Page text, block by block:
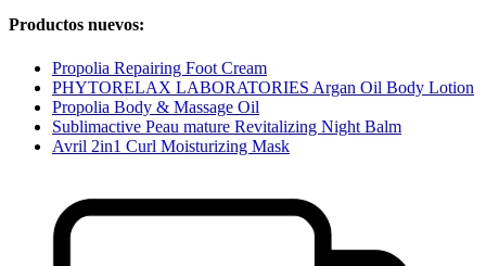
Productos nuevos:
Propolia Repairing Foot Cream
PHYTORELAX LABORATORIES Argan Oil Body Lotion
Propolia Body & Massage Oil
Sublimactive Peau mature Revitalizing Night Balm
Avril 2in1 Curl Moisturizing Mask